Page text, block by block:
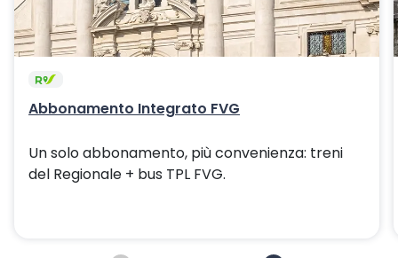
Abbonamento Integrato FVG
Un solo abbonamento, più convenienza: treni
del Regionale + bus TPL FVG.